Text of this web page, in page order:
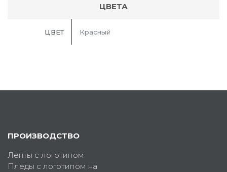
ЦВЕТА
ЦВЕТ Красный
ПРОИЗВОДСТВО
Ленты с логотипом
Пледы с логотипом на